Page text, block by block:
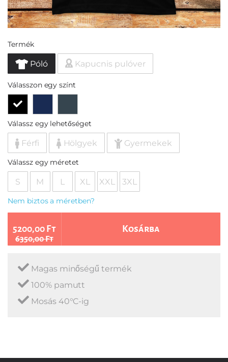
Termék
Póló Kapucnis pulóver
Válasszon egy színt
Válassz egy lehetőséget
Férfi Hölgyek Gyermekek
Válassz egy méretet
S M L XL XXL 3XL
Nem biztos a méretben?
5200,00 Ft
6350,00 Ft
Kosárba
Magas minőségű termék
100% pamutt
Mosás 40°C-ig